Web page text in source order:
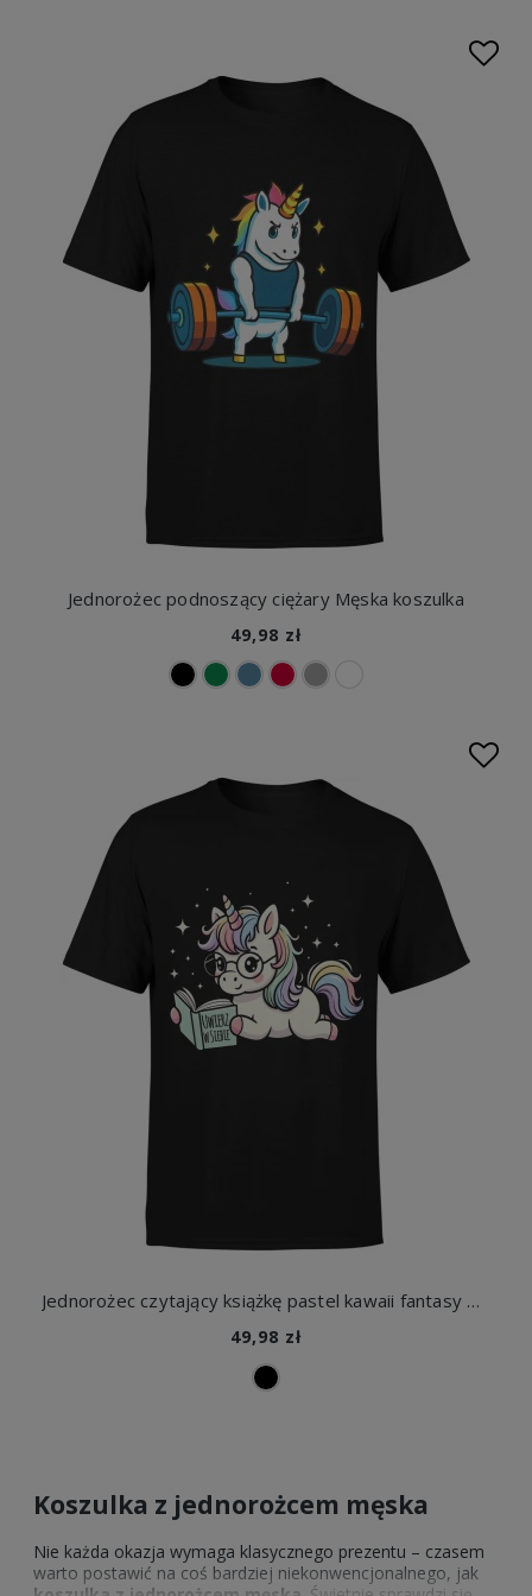
Jednorożec podnoszący ciężary Męska koszulka
49,98 zł
Jednorożec czytający książkę pastel kawaii fantasy magia gwiazdy cute Męska koszulka
49,98 zł
Koszulka z jednorożcem męska
Nie każda okazja wymaga klasycznego prezentu – czasem
warto postawić na coś bardziej niekonwencjonalnego, jak